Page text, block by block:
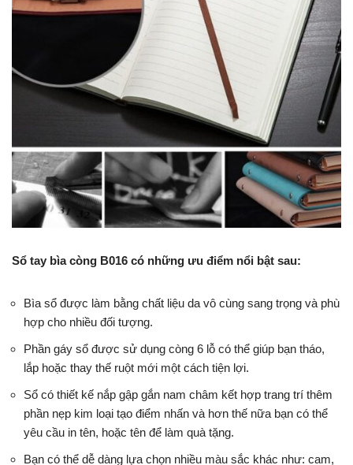
Sổ tay bìa còng B016 có những ưu điểm nổi bật sau:
Bìa sổ được làm bằng chất liệu da vô cùng sang trọng và phù
hợp cho nhiều đối tượng.
Phần gáy sổ được sử dụng còng 6 lỗ có thể giúp bạn tháo,
lắp hoặc thay thế ruột mới một cách tiện lợi.
Sổ có thiết kế nắp gập gắn nam châm kết hợp trang trí thêm
phần nẹp kim loại tạo điểm nhấn và hơn thế nữa bạn có thể
yêu cầu in tên, hoặc tên để làm quà tặng.
Bạn có thể dễ dàng lựa chọn nhiều màu sắc khác như: cam,